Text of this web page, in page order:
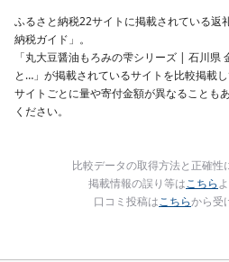
ふるさと納税22サイトに掲載されている返
納税ガイド」。
「丸大豆醤油もろみの雫シリーズ | 石川県
と…」が掲載されているサイトを比較掲載し
サイトごとに量や寄付金額が異なることも
ください。
比較データの取得方法と正確性
掲載情報の誤り等はこちら
口コミ投稿はこちらから受